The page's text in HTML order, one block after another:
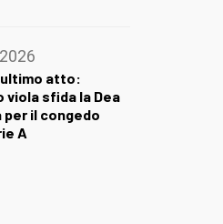
atto:
viola sfida la Dea
per il congedo
A